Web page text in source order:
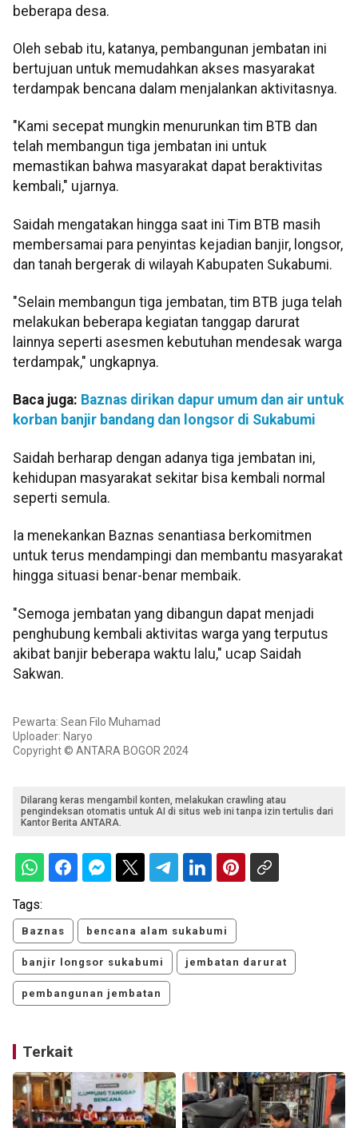
beberapa desa.
Oleh sebab itu, katanya, pembangunan jembatan ini
bertujuan untuk memudahkan akses masyarakat
terdampak bencana dalam menjalankan aktivitasnya.
"Kami secepat mungkin menurunkan tim BTB dan
telah membangun tiga jembatan ini untuk
memastikan bahwa masyarakat dapat beraktivitas
kembali," ujarnya.
Saidah mengatakan hingga saat ini Tim BTB masih
membersamai para penyintas kejadian banjir, longsor,
dan tanah bergerak di wilayah Kabupaten Sukabumi.
"Selain membangun tiga jembatan, tim BTB juga telah
melakukan beberapa kegiatan tanggap darurat
lainnya seperti asesmen kebutuhan mendesak warga
terdampak," ungkapnya.
Baca juga: Baznas dirikan dapur umum dan air untuk
korban banjir bandang dan longsor di Sukabumi
Saidah berharap dengan adanya tiga jembatan ini,
kehidupan masyarakat sekitar bisa kembali normal
seperti semula.
Ia menekankan Baznas senantiasa berkomitmen
untuk terus mendampingi dan membantu masyarakat
hingga situasi benar-benar membaik.
"Semoga jembatan yang dibangun dapat menjadi
penghubung kembali aktivitas warga yang terputus
akibat banjir beberapa waktu lalu," ucap Saidah
Sakwan.
Pewarta: Sean Filo Muhamad
Uploader: Naryo
Copyright © ANTARA BOGOR 2024
Dilarang keras mengambil konten, melakukan crawling atau
pengindeksan otomatis untuk AI di situs web ini tanpa izin tertulis dari
Kantor Berita ANTARA.
Tags:
Baznas bencana alam sukabumi
banjir longsor sukabumi jembatan darurat
pembangunan jembatan
Terkait